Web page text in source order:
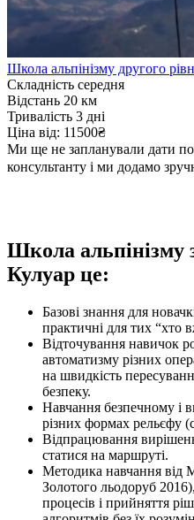
Школа альпінізму другого
Складність середня
Відстань 20 км
Тривалість 3 дні
Ціна від: 11500₴
Ми ще не запланували дати по
консультанту і ми додамо
Школа альпінізму
Кулуар це:
Базові знання для
практичні для тих “хто
Відточування навичок
автоматизму різних
на швидкість
безпеку.
Навчання безпечному і
різних формах рельєфу
Відпрацювання
статися на маршруті.
Методика навчання від
Золотого льодоруб
процесів і прийняття